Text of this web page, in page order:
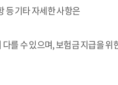
등 기타 자세한 사항은
를 수 있으며, 보험금 지급을 위